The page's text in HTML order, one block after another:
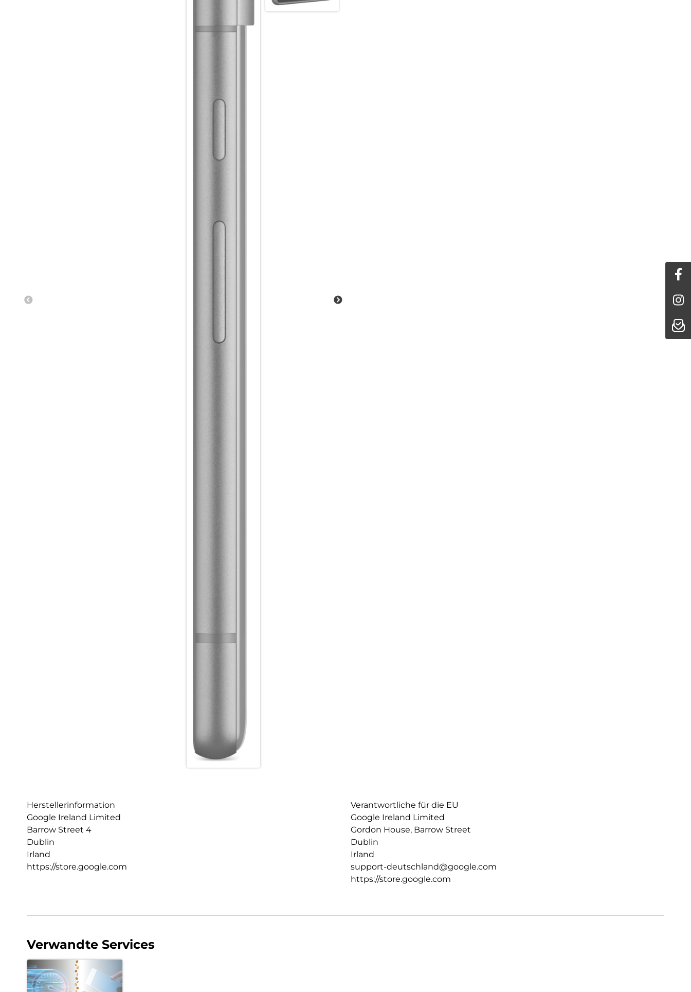
Herstellerinformation
Google Ireland Limited
Barrow Street 4
Dublin
Irland
https://store.google.com
Verantwortliche für die EU
Google Ireland Limited
Gordon House, Barrow Street
Dublin
Irland
support-deutschland@google.com
https://store.google.com
Verwandte Services